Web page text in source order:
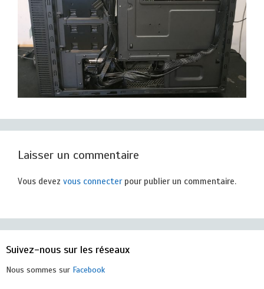
Laisser un commentaire
Vous devez vous connecterpour publier un commentaire.
Suivez-nous sur les réseaux
Nous sommes sur Facebook